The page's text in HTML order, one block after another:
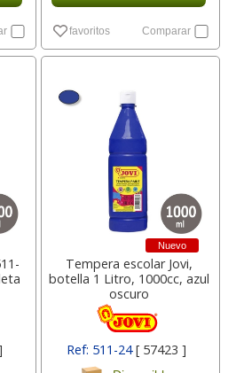
favoritos Comparar
Nuevo
Tempera escolar Jovi,
botella 1 Litro, 1000cc, azul
oscuro
Ref: 511-24[ 57423 ]